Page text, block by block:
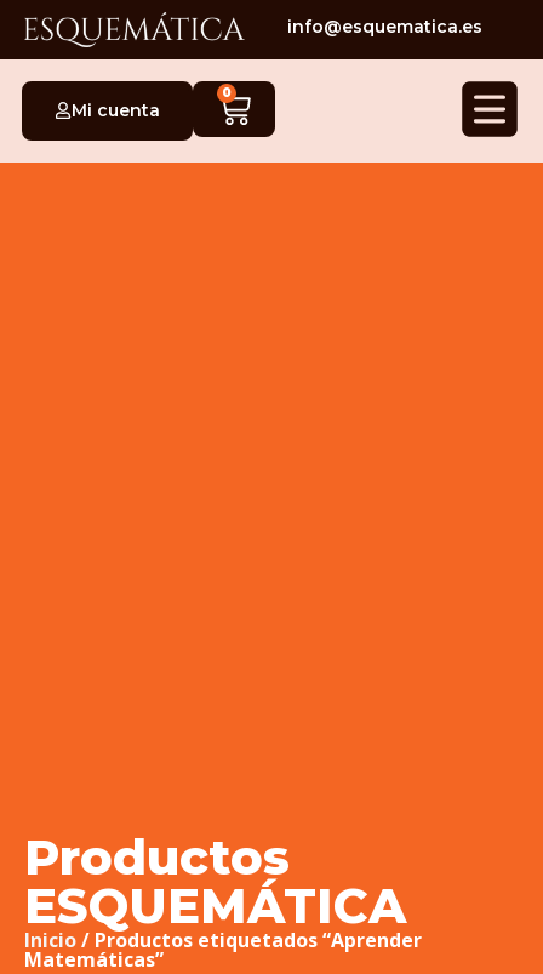
info@esquematica.es
Mi cuenta
0
Productos
ESQUEMÁTICA
Inicio/ Productos etiquetados “Aprender
Matemáticas”